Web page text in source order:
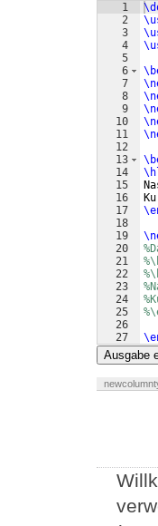
1
2
3
4
5
6
7
8
9
10
11
12
13
14
15
16
17
18
19
20
21
22
23
24
25
26
27
Ausgabe